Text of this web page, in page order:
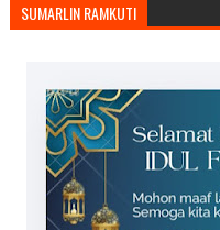
SUMARLIN RAMKUTI